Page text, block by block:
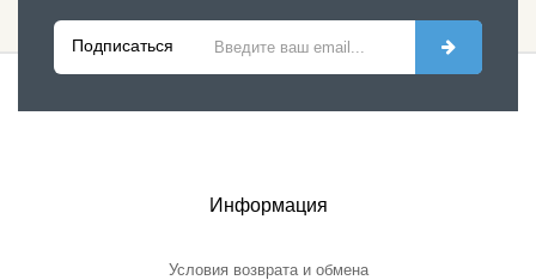
Подписаться
Информация
Условия возврата и обмена